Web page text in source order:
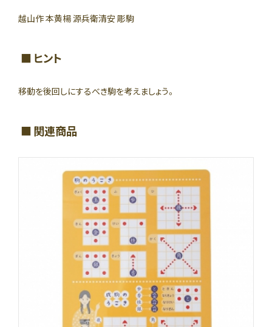
越山作 本黄楊 源兵衛清安 彫駒
ヒント
移動を後回しにするべき駒を考えましょう。
関連商品